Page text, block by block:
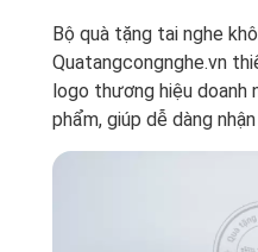
Bộ quà tặng tai nghe
Quatangcongnghe.vn
logo thương hiệu doanh
phẩm, giúp dễ dàng